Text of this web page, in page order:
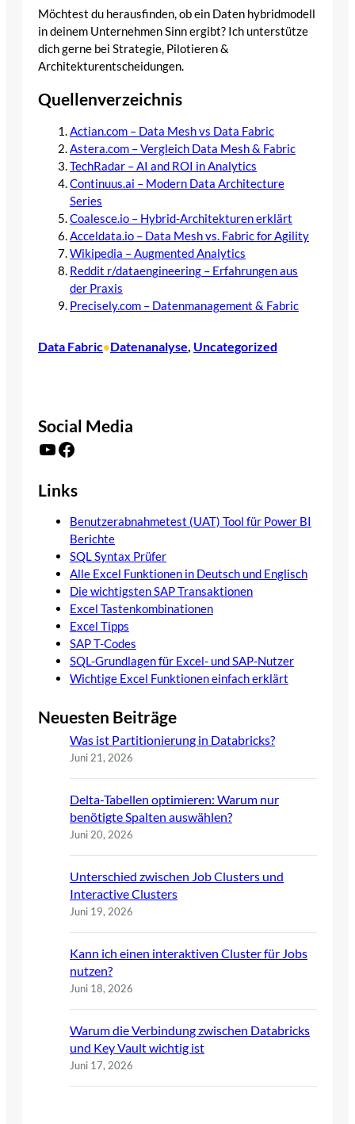
Möchtest du herausfinden, ob ein Daten­ hybridmodell
in deinem Unternehmen Sinn ergibt? Ich unterstütze
dich gerne bei Strategie, Pilotieren &
Architekturentscheidungen.
Quellenverzeichnis
Actian.com – Data Mesh vs Data Fabric
Astera.com – Vergleich Data Mesh & Fabric
TechRadar – AI and ROI in Analytics
Continuus.ai – Modern Data Architecture
Series
Coalesce.io – Hybrid-Architekturen erklärt
Acceldata.io – Data Mesh vs. Fabric for Agility
Wikipedia – Augmented Analytics
Reddit r/dataengineering – Erfahrungen aus
der Praxis
Precisely.com – Datenmanagement & Fabric
Data Fabric•Datenanalyse, Uncategorized
Social Media
YouTube Facebook
Links
Benutzerabnahmetest (UAT) Tool für Power BI
Berichte
SQL Syntax Prüfer
Alle Excel Funktionen in Deutsch und Englisch
Die wichtigsten SAP Transaktionen
Excel Tastenkombinationen
Excel Tipps
SAP T-Codes
SQL-Grundlagen für Excel- und SAP-Nutzer
Wichtige Excel Funktionen einfach erklärt
Neuesten Beiträge
Was ist Partitionierung in Databricks?
Juni 21, 2026
Delta-Tabellen optimieren: Warum nur
benötigte Spalten auswählen?
Juni 20, 2026
Unterschied zwischen Job Clusters und
Interactive Clusters
Juni 19, 2026
Kann ich einen interaktiven Cluster für Jobs
nutzen?
Juni 18, 2026
Warum die Verbindung zwischen Databricks
und Key Vault wichtig ist
Juni 17, 2026